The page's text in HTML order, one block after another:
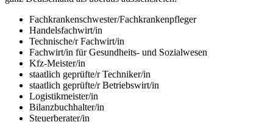
Fachkrankenschwester/Fachkrankenpfleger
Handelsfachwirt/in
Technische/r Fachwirt/in
Fachwirt/in für Gesundheits- und Sozialwesen
Kfz-Meister/in
staatlich geprüfte/r Techniker/in
staatlich geprüfte/r Betriebswirt/in
Logistikmeister/in
Bilanzbuchhalter/in
Steuerberater/in